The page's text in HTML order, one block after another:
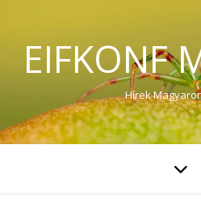
EIFKONF
Hírek